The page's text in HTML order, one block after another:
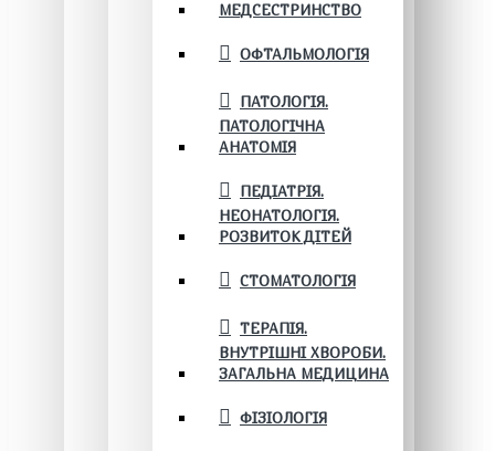
МЕДСЕСТРИНСТВО
ОФТАЛЬМОЛОГІЯ
ПАТОЛОГІЯ.
ПАТОЛОГІЧНА
АНАТОМІЯ
ПЕДІАТРІЯ.
НЕОНАТОЛОГІЯ.
РОЗВИТОК ДІТЕЙ
СТОМАТОЛОГІЯ
ТЕРАПІЯ.
ВНУТРІШНІ ХВОРОБИ.
ЗАГАЛЬНА МЕДИЦИНА
ФІЗІОЛОГІЯ